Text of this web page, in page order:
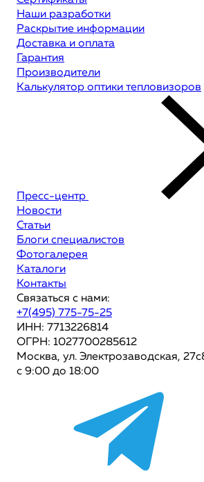
Наши разработки
Раскрытие информации
Доставка и оплата
Гарантия
Производители
Калькулятор оптики тепловизоров
Пресс-центр
Новости
Статьи
Блоги специалистов
Фотогалерея
Каталоги
Контакты
Связаться с нами:
+7(495) 775-75-25
ИНН: 7713226814
ОГРН: 1027700285612
Москва, ул. Электрозаводская,
с 9:00 до 18:00